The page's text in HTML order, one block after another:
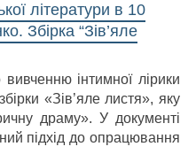
літератури в 10
Збірка “Зів’яле
інтимної лірики
«Зів’яле листя», яку
драму». У документі
підхід до опрацювання